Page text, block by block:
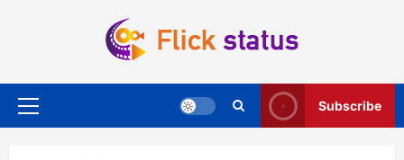
Primary
Subscribe